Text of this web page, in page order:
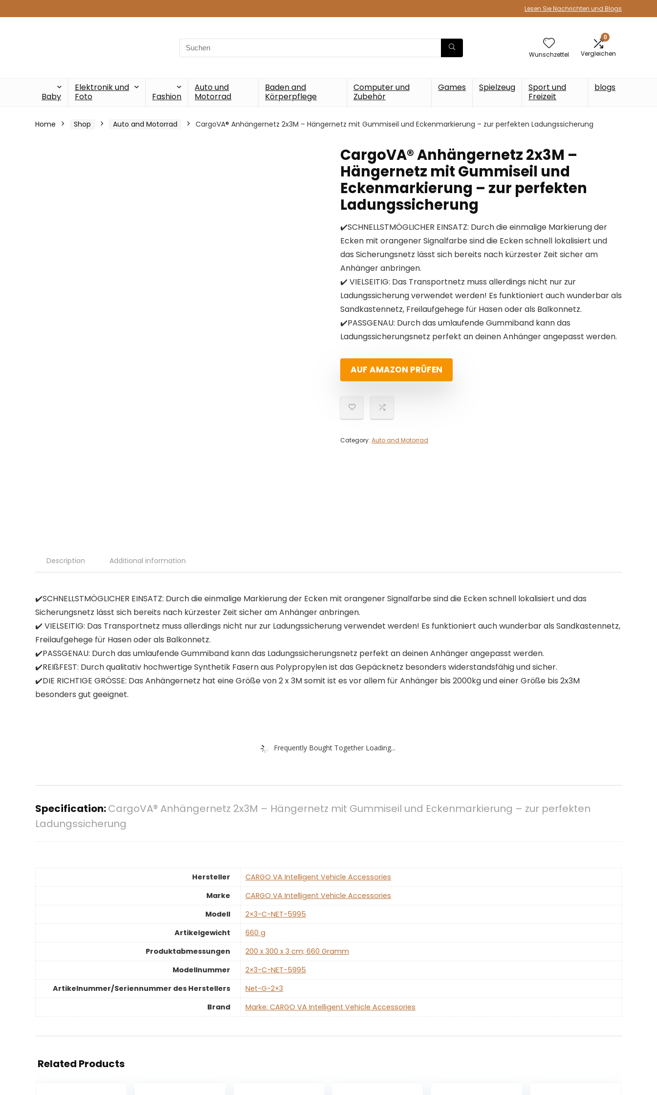
Lesen Sie Nachrichten und Blogs
Search
for:
Wunschzettel
0
Vergleichen
Baby
Elektronik und
Foto
Fashion
Auto und
Motorrad
Baden and
Körperpflege
Computer und
Zubehör
Games Spielzeug
Sport und
Freizeit
blogs
Home Shop Auto and Motorrad CargoVA® Anhängernetz 2x3M – Hängernetz mit Gummiseil und Eckenmarkierung – zur perfekten Ladungssicherung
CargoVA® Anhängernetz 2x3M –
Hängernetz mit Gummiseil und
Eckenmarkierung – zur perfekten
Ladungssicherung
✔️SCHNELLSTMÖGLICHER EINSATZ: Durch die einmalige Markierung der
Ecken mit orangener Signalfarbe sind die Ecken schnell lokalisiert und
das Sicherungsnetz lässt sich bereits nach kürzester Zeit sicher am
Anhänger anbringen.
✔️ VIELSEITIG: Das Transportnetz muss allerdings nicht nur zur
Ladungssicherung verwendet werden! Es funktioniert auch wunderbar als
Sandkastennetz, Freilaufgehege für Hasen oder als Balkonnetz.
✔️PASSGENAU: Durch das umlaufende Gummiband kann das
Ladungssicherungsnetz perfekt an deinen Anhänger angepasst werden.
AUF AMAZON PRÜFEN
Category: Auto and Motorrad
Description Additional information
✔️SCHNELLSTMÖGLICHER EINSATZ: Durch die einmalige Markierung der Ecken mit orangener Signalfarbe sind die Ecken schnell lokalisiert und das
Sicherungsnetz lässt sich bereits nach kürzester Zeit sicher am Anhänger anbringen.
✔️ VIELSEITIG: Das Transportnetz muss allerdings nicht nur zur Ladungssicherung verwendet werden! Es funktioniert auch wunderbar als Sandkastennetz,
Freilaufgehege für Hasen oder als Balkonnetz.
✔️PASSGENAU: Durch das umlaufende Gummiband kann das Ladungssicherungsnetz perfekt an deinen Anhänger angepasst werden.
✔️REIßFEST: Durch qualitativ hochwertige Synthetik Fasern aus Polypropylen ist das Gepäcknetz besonders widerstandsfähig und sicher.
✔️DIE RICHTIGE GRÖSSE: Das Anhängernetz hat eine Größe von 2 x 3M somit ist es vor allem für Anhänger bis 2000kg und einer Größe bis 2x3M
besonders gut geeignet.
Frequently Bought Together Loading...
Specification:CargoVA® Anhängernetz 2x3M – Hängernetz mit Gummiseil und Eckenmarkierung – zur perfekten
Ladungssicherung
Hersteller
‎CARGO VA Intelligent Vehicle Accessories
Marke
‎CARGO VA Intelligent Vehicle Accessories
Modell
‎2×3-C-NET-5995
Artikelgewicht
‎660 g
Produktabmessungen
‎200 x 300 x 3 cm; 660 Gramm
Modellnummer
‎2×3-C-NET-5995
Artikelnummer/Seriennummer des Herstellers
‎Net-G-2×3
Brand
Marke: CARGO VA Intelligent Vehicle Accessories
Related Products